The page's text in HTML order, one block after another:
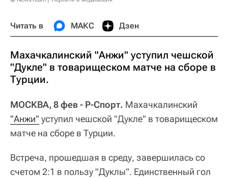
Читать в МАКС Дзен
Махачкалинский "Анжи" уступил чешской
"Дукле" в товарищеском матче на сборе в
Турции.
МОСКВА, 8 фев - Р-Спорт. Махачкалинский
"Анжи" уступил чешской "Дукле" в товарищеском
матче на сборе в Турции.
Встреча, прошедшая в среду, завершилась со
счетом 2:1 в пользу "Дуклы". Единственный гол